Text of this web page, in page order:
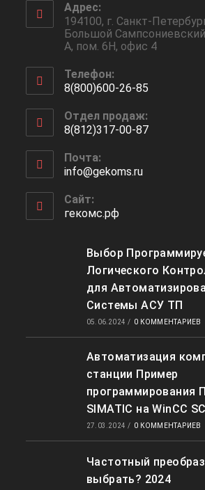
Адрес:
194100, г. Санкт-
Большой
А, пом. 6Н, офис 4
Телефон:
8(800)600-26-85
Отдел продаж:
8(812)317-00-87
Почта:
info@gekoms.ru
Сайт:
гекомс.рф
Выбор
Логического
для
Системы АСУ ТП
05.06.2024 / 0 КОММЕНТАРИЕВ
Автоматизация
станции Пример
программирования
SIMATIC на WinCC
27.03.2024 / 0 КОММЕНТАРИЕВ
Частотный
выбрать? 2024